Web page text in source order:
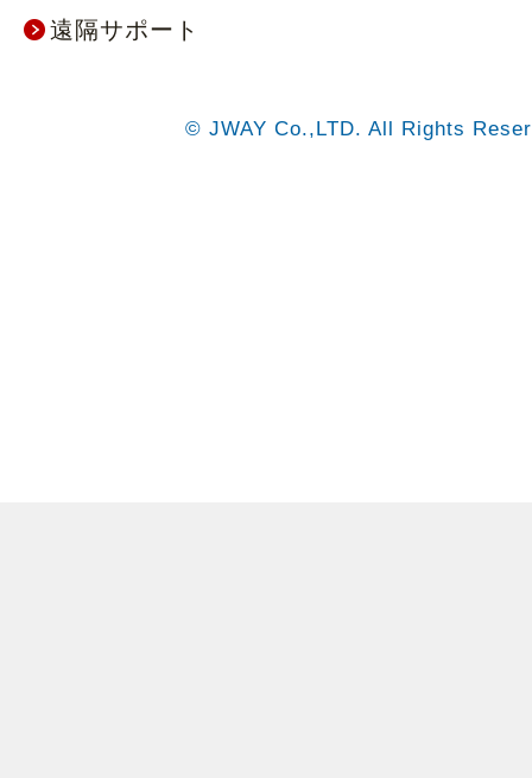
遠隔サポート
© JWAY Co.,LTD. All Rights